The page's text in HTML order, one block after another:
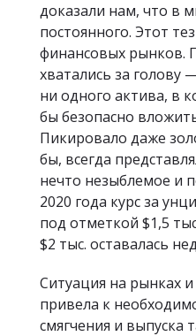
доказали нам, что в
постоянного. Этот
финансовых рынков.
хватались за голову
ни одного актива, в
бы безопасно
Пикировало даже
бы, всегда
нечто незыблемое и
2020 года курс за
под отметкой $1,5
$2 тыс. оставалась
Ситуация на рынках
привела к
смягчения и выпуска